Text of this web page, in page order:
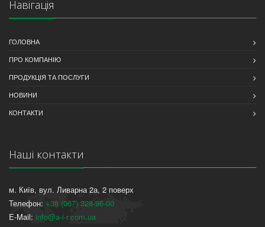
Навігація
ГОЛОВНА
ПРО КОМПАНІЮ
ПРОДУКЦІЯ ТА ПОСЛУГИ
НОВИНИ
КОНТАКТИ
Наші контакти
м. Київ, вул. Ливарна 2а, 2 поверх
Телефон: +38 (067) 328-96-00
E-Mail: info@a-i-r.com.ua